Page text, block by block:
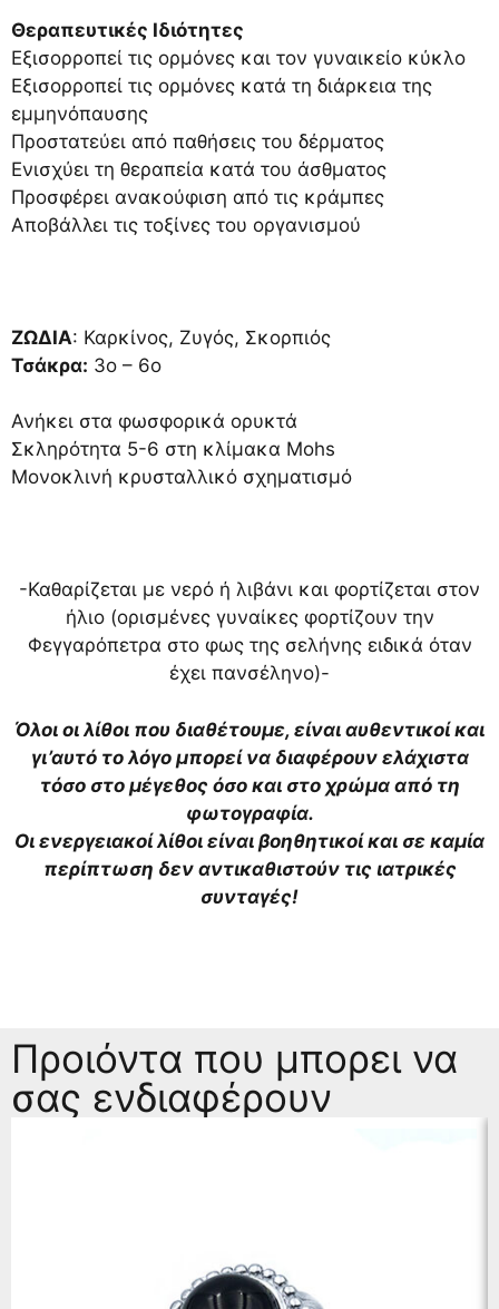
Θεραπευτικές Ιδιότητες
Εξισορροπεί τις ορμόνες και τον γυναικείο κύκλο
Εξισορροπεί τις ορμόνες κατά τη διάρκεια της
εμμηνόπαυσης
Προστατεύει από παθήσεις του δέρματος
Ενισχύει τη θεραπεία κατά του άσθματος
Προσφέρει ανακούφιση από τις κράμπες
Αποβάλλει τις τοξίνες του οργανισμού
ΖΩΔΙΑ: Καρκίνος, Ζυγός, Σκορπιός
Τσάκρα: 3ο – 6ο
Ανήκει στα φωσφορικά ορυκτά
Σκληρότητα 5-6 στη κλίμακα Mohs
Μονοκλινή κρυσταλλικό σχηματισμό
-Καθαρίζεται με νερό ή λιβάνι και φορτίζεται στον
ήλιο (ορισμένες γυναίκες φορτίζουν την
Φεγγαρόπετρα στο φως της σελήνης ειδικά όταν
έχει πανσέληνο)-
Όλοι οι λίθοι που διαθέτουμε, είναι αυθεντικοί και
γι’αυτό το λόγο μπορεί να διαφέρουν ελάχιστα
τόσο στο μέγεθος όσο και στο χρώμα από τη
φωτογραφία.
Οι ενεργειακοί λίθοι είναι βοηθητικοί και σε καμία
περίπτωση δεν αντικαθιστούν τις ιατρικές
συνταγές!
Προιόντα που μπορει να
σας ενδιαφέρουν